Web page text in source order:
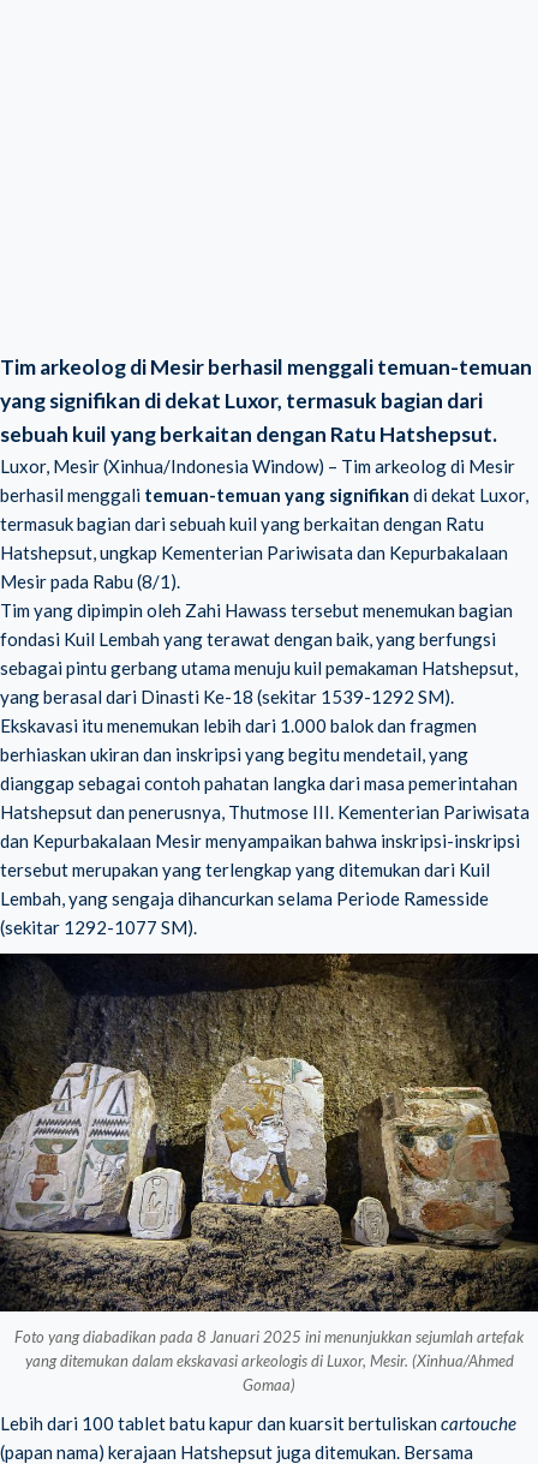
Tim arkeolog di Mesir berhasil menggali temuan-temuan
yang signifikan di dekat Luxor, termasuk bagian dari
sebuah kuil yang berkaitan dengan Ratu Hatshepsut.
Luxor, Mesir (Xinhua/Indonesia Window) – Tim arkeolog di Mesir
berhasil menggali temuan-temuan yang signifikan di dekat Luxor,
termasuk bagian dari sebuah kuil yang berkaitan dengan Ratu
Hatshepsut, ungkap Kementerian Pariwisata dan Kepurbakalaan
Mesir pada Rabu (8/1).
Tim yang dipimpin oleh Zahi Hawass tersebut menemukan bagian
fondasi Kuil Lembah yang terawat dengan baik, yang berfungsi
sebagai pintu gerbang utama menuju kuil pemakaman Hatshepsut,
yang berasal dari Dinasti Ke-18 (sekitar 1539-1292 SM).
Ekskavasi itu menemukan lebih dari 1.000 balok dan fragmen
berhiaskan ukiran dan inskripsi yang begitu mendetail, yang
dianggap sebagai contoh pahatan langka dari masa pemerintahan
Hatshepsut dan penerusnya, Thutmose III. Kementerian Pariwisata
dan Kepurbakalaan Mesir menyampaikan bahwa inskripsi-inskripsi
tersebut merupakan yang terlengkap yang ditemukan dari Kuil
Lembah, yang sengaja dihancurkan selama Periode Ramesside
(sekitar 1292-1077 SM).
Foto yang diabadikan pada 8 Januari 2025 ini menunjukkan sejumlah artefak
yang ditemukan dalam ekskavasi arkeologis di Luxor, Mesir. (Xinhua/Ahmed
Gomaa)
Lebih dari 100 tablet batu kapur dan kuarsit bertuliskancartouche
(papan nama) kerajaan Hatshepsut juga ditemukan. Bersama